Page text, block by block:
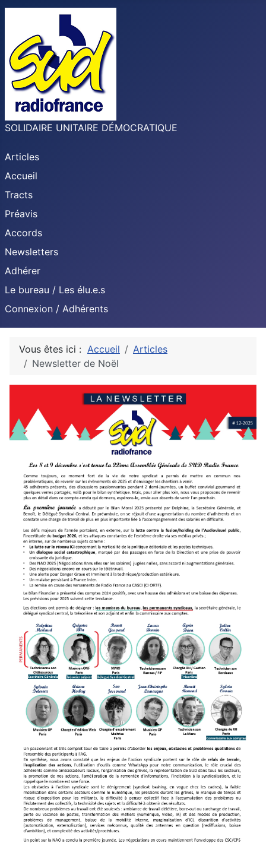
SOLIDAIRE UNITAIRE DÉMOCRATIQUE
Articles
Accueil
Tracts
Préavis
Accords
Newsletters
Adhérer
Le bureau / Les élu.e.s
Connexion / Adhérents
Vous êtes ici : Accueil
Articles
Newsletter de Noël